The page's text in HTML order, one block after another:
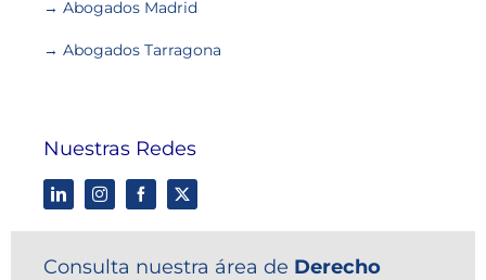
→ Abogados Madrid
→ Abogados Tarragona
Nuestras Redes
Consulta nuestra área de Derecho